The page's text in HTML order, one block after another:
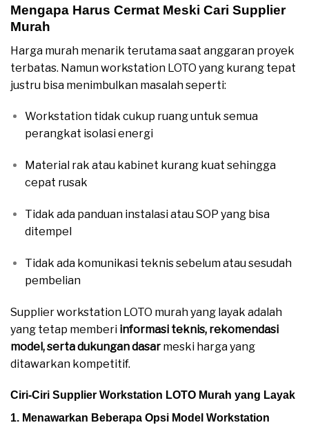
Mengapa Harus Cermat Meski Cari Supplier
Murah
Harga murah menarik terutama saat anggaran proyek
terbatas. Namun workstation LOTO yang kurang tepat
justru bisa menimbulkan masalah seperti:
Workstation tidak cukup ruang untuk semua
perangkat isolasi energi
Material rak atau kabinet kurang kuat sehingga
cepat rusak
Tidak ada panduan instalasi atau SOP yang bisa
ditempel
Tidak ada komunikasi teknis sebelum atau sesudah
pembelian
Supplier workstation LOTO murah yang layak adalah
yang tetap memberi informasi teknis, rekomendasi
model, serta dukungan dasar meski harga yang
ditawarkan kompetitif.
Ciri‑Ciri Supplier Workstation LOTO Murah yang Layak
1. Menawarkan Beberapa Opsi Model Workstation